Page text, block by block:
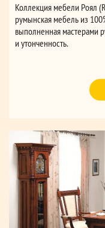
Коллекция мебели Роял
румынская мебель из
выполненная мастерами
и утонченность.